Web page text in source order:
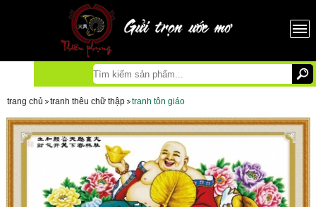
trang chủ tranh thêu chữ thập tranh tôn giáo